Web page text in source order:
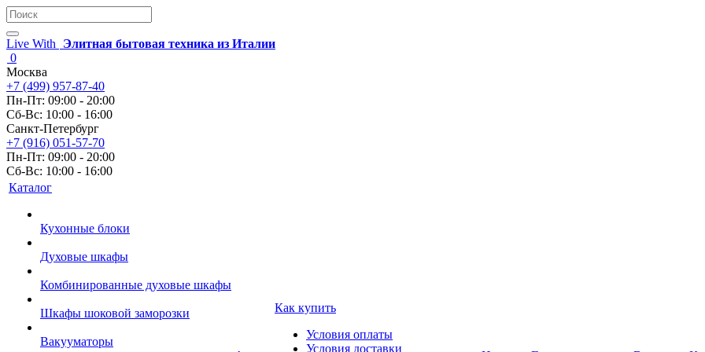
Live With
Элитная бытовая техника из Италии
0
Москва
+7 (499) 957-87-40
Пн-Пт: 09:00 - 20:00
Сб-Вс: 10:00 - 16:00
Санкт-Петербург
+7 (916) 051-57-70
Пн-Пт: 09:00 - 20:00
Сб-Вс: 10:00 - 16:00
Каталог
Кухонные блоки
Духовые шкафы
Комбинированные духовые шкафы
Шкафы шоковой заморозки
Вакууматоры
Как купить
Условия оплаты
Условия доставки